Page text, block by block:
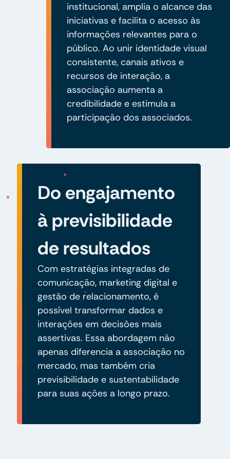
institucional, amplia o alcance das
iniciativas e facilita o acesso às
informações relevantes para o
público. Ao unir identidade visual
consistente, canais ativos e
recursos de interação, a
associação aumenta a
credibilidade e estimula a
participação dos associados.
Do engajamento
à previsibilidade
de resultados
Com estratégias integradas de
comunicação, marketing digital e
gestão de relacionamento, é
possível transformar dados e
interações em decisões mais
assertivas. Essa abordagem não
apenas diferencia a associação no
mercado, mas também cria
previsibilidade e sustentabilidade
para suas ações a longo prazo.